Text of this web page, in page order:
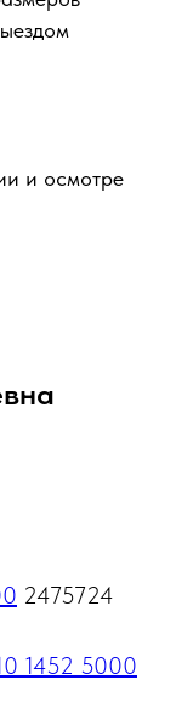
и осмотре
2475724
1452 5000